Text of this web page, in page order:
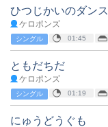
ひつじかいのダンス
ケロポンズ
シングル 01:45
ともだちだ
ケロポンズ
シングル 01:19
にゅうどうぐも